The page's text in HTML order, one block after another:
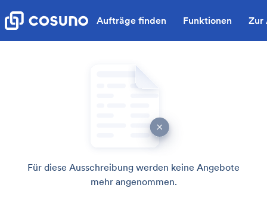
Aufträge finden Funktionen Zur
Für diese Ausschreibung werden keine Angebote
mehr angenommen.